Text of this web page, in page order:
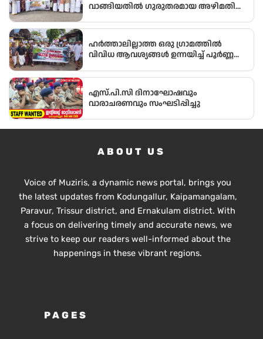
വാങ്ങിയതിൽ ഗുരുതരമായ അഴിമതി
അന്വേഷണം ആവശ്യപ്പെട്ട് യു.ഡി.എഫ്
പഞ്ചായത്ത് ഓഫീസിലേക്ക് പ്രതിഷേധ
മാർച്ച് നടത്തി
ഹർത്താലില്ലാത്ത ഒരു ഗ്രാമത്തിൽ
വിവിധ ആവശ്യങ്ങൾ ഉന്നയിച്ച് പൂർണ്ണ
എസ്.പി.സി ദിനാഘോഷവും
വാരാചരണവും സംഘടിപ്പിച്ചു
ABOUT US
Voice of Muziris, a dynamic news portal, brings you
the latest updates from Kodungallur, Kaipamangalam,
Paravur, Trissur district, and Ernakulam district. With
a focus on delivering timely and accurate news, we
strive to keep our readers well-informed about the
happenings in these vibrant regions.
PAGES